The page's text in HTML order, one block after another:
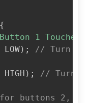
)
"Button 1
, LOW )
// Turn
, HIGH )
// Turn
for buttons 2,